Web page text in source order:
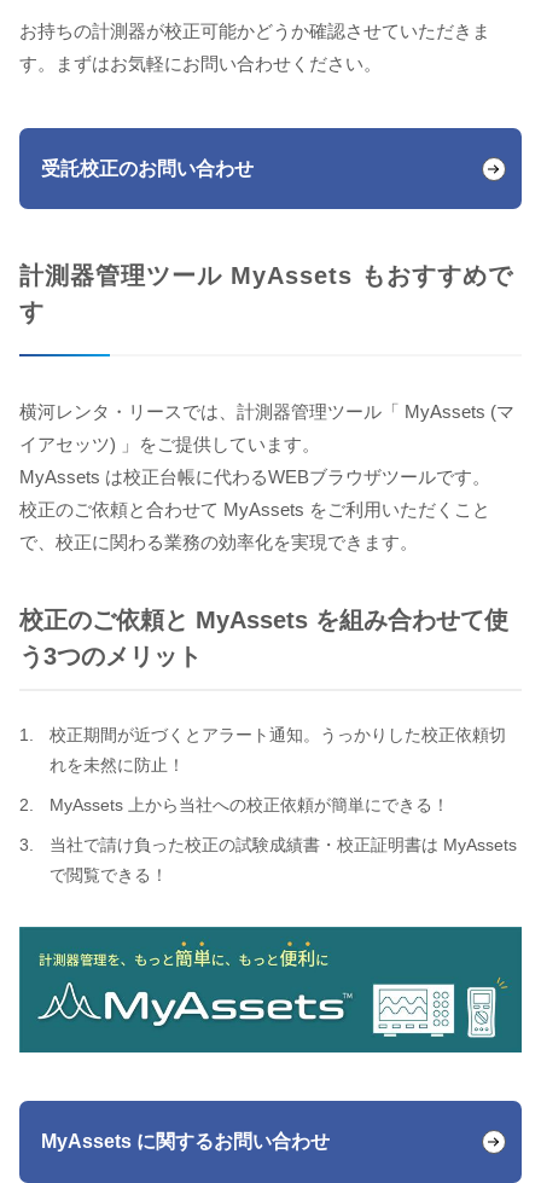
お持ちの計測器が校正可能かどうか確認させていただきま
す。まずはお気軽にお問い合わせください。
受託校正のお問い合わせ
計測器管理ツール MyAssets もおすすめで
す
横河レンタ・リースでは、計測器管理ツール「 MyAssets (マ
イアセッツ) 」をご提供しています。
MyAssets は校正台帳に代わるWEBブラウザツールです。
校正のご依頼と合わせて MyAssets をご利用いただくこと
で、校正に関わる業務の効率化を実現できます。
校正のご依頼と MyAssets を組み合わせて使
う3つのメリット
校正期間が近づくとアラート通知。うっかりした校正依頼切
れを未然に防止！
MyAssets 上から当社への校正依頼が簡単にできる！
当社で請け負った校正の試験成績書・校正証明書は MyAssets
で閲覧できる！
MyAssets に関するお問い合わせ